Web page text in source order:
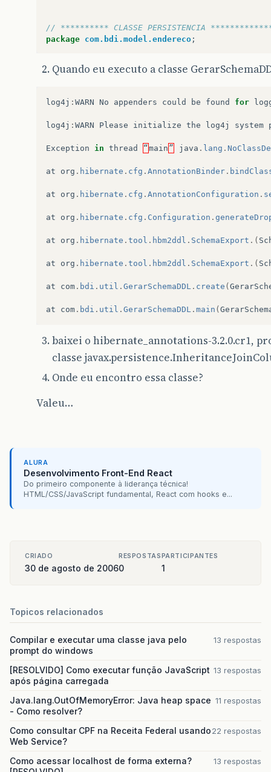
// ********** CLASSE PERSISTENCIA
package com.bdi.model.endereco ;
java.io.Serializable
import java.util.List ;
import javax.persistence.CascadeType
import
javax.persistence.Column
import
javax.persistence.Entity
import
javax.persistence.GeneratedValue
javax.persistence.GenerationType
import
javax.persistence.Id ;
javax.persistence.OneToMany
;
import
javax.persistence.Table
javax.persistence.Version
@Entity
( name "glb_continente" schema
public
implements
versao ;
@Id @GeneratedValue strategy=
@Version
@Column( name= "versao")
setVersao(int versao
this.versao versao
public String
}
this.nome = nome ;
}
Quando eu executo a classe
log4j : WARN No appenders could be found for
log4j : WARN Please initialize the log4j system
Exception in thread “ main ” java . lang .
at org . hibernate . cfg . AnnotationBinder .
at org . hibernate . cfg . AnnotationConfiguration .
at org . hibernate . cfg . Configuration .
at org . hibernate . tool . hbm2ddl . SchemaExport .(
at org . hibernate . tool . hbm2ddl . SchemaExport .(
at com . bdi . util . GerarSchemaDDL . create (
at com . bdi . util . GerarSchemaDDL . main (
baixei o hibernate_annotations-3.2.0.cr1,
classe
Onde eu encontro essa classe?
Valeu…
ALURA
Desenvolvimento Front-End React
Do primeiro componente à liderança técnica!
HTML/CSS/JavaScript fundamental, React com hooks e...
CRIADO
30 de agosto de 2006
RESPOSTAS
0
PARTICIPANTES
1
Topicos relacionados
Compilar e executar uma classe java pelo
prompt do windows
13 respostas
[RESOLVIDO] Como executar função JavaScript
após página carregada
13 respostas
Java.lang.OutOfMemoryError: Java heap space
- Como resolver?
11 respostas
Como consultar CPF na Receita Federal usando
Web Service?
22 respostas
Como acessar localhost de forma externa?
13 respostas